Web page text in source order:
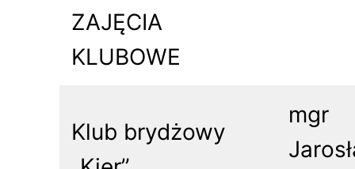
ZAJĘCIA
KLUBOWE
Klub brydżowy
mgr